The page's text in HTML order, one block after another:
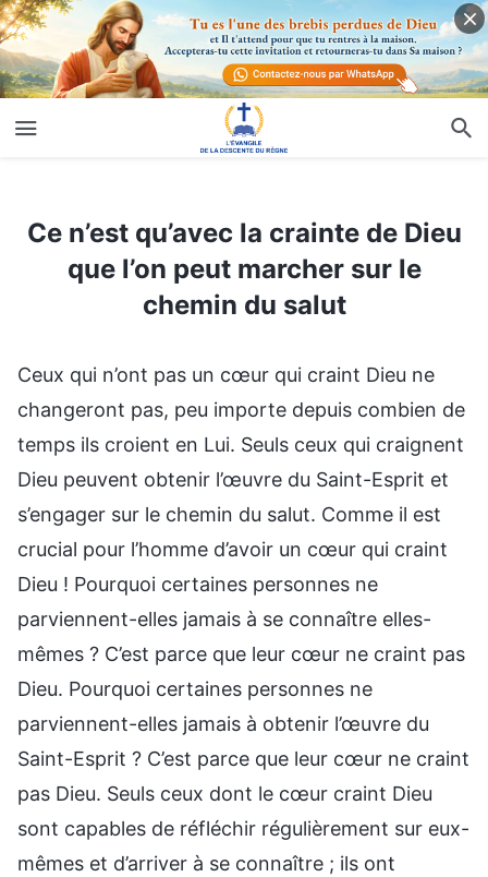
Ce n’est qu’avec la crainte de Dieu
que l’on peut marcher sur le
chemin du salut
Ceux qui n’ont pas un cœur qui craint Dieu ne
changeront pas, peu importe depuis combien de
temps ils croient en Lui. Seuls ceux qui craignent
Dieu peuvent obtenir l’œuvre du Saint-Esprit et
s’engager sur le chemin du salut. Comme il est
crucial pour l’homme d’avoir un cœur qui craint
Dieu ! Pourquoi certaines personnes ne
parviennent-elles jamais à se connaître elles-
mêmes ? C’est parce que leur cœur ne craint pas
Dieu. Pourquoi certaines personnes ne
parviennent-elles jamais à obtenir l’œuvre du
Saint-Esprit ? C’est parce que leur cœur ne craint
pas Dieu. Seuls ceux dont le cœur craint Dieu
sont capables de réfléchir régulièrement sur eux-
mêmes et d’arriver à se connaître ; ils ont